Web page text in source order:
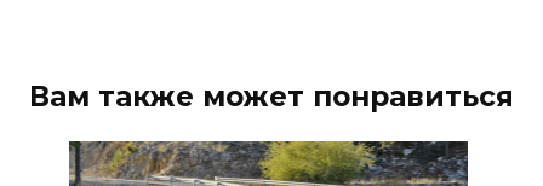
Вам также может понравиться